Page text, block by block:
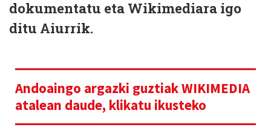
dokumentatu eta Wikimediara igo
ditu Aiurrik.
Andoaingo argazki guztiak WIKIMEDIA
atalean daude, klikatu ikusteko